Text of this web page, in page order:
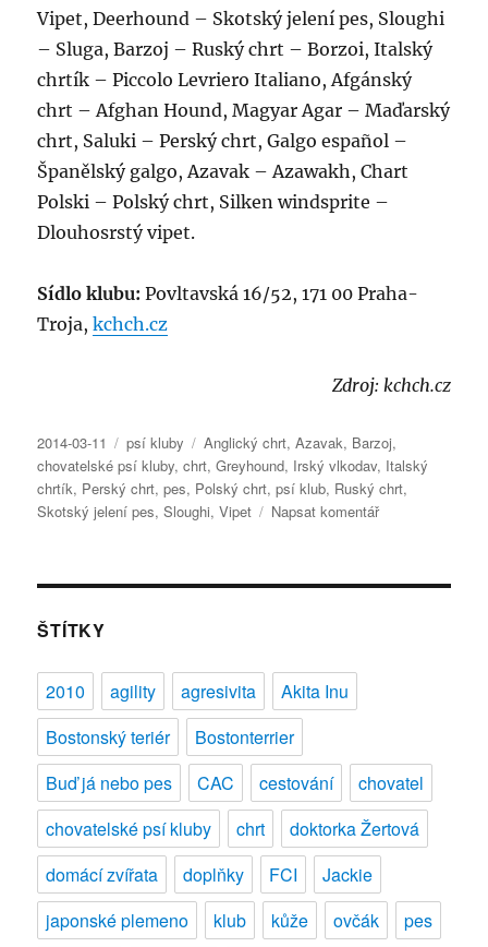
Vipet, Deerhound – Skotský jelení pes, Sloughi
– Sluga, Barzoj – Ruský chrt – Borzoi, Italský
chrtík – Piccolo Levriero Italiano, Afgánský
chrt – Afghan Hound, Magyar Agar – Maďarský
chrt, Saluki – Perský chrt, Galgo español –
Španělský galgo, Azavak – Azawakh, Chart
Polski – Polský chrt, Silken windsprite –
Dlouhosrstý vipet.
Sídlo klubu: Povltavská 16/52, 171 00 Praha-
Troja,kchch.cz
Zdroj: kchch.cz
Publikováno:
2014-03-11 Rubriky:
psí kluby Štítky:
Anglický chrt,Azavak, Barzoj,
chovatelské psí kluby,chrt,Greyhound, Irský vlkodav, Italský
chrtík, Perský chrt,pes, Polský chrt,psí klub, Ruský chrt,
Skotský jelení pes,Sloughi,Vipet Napsat komentářpro
názvem
ŠTÍTKY
2010 agility agresivita
Akita Inu
Bostonský teriér
Bostonterrier
Buď já nebo pes
CAC cestování
chovatel
chovatelské psí kluby
chrt
doktorka Žertová
domácí zvířata
doplňky FCI
Jackie
japonské plemeno
klub kůže ovčák
pes